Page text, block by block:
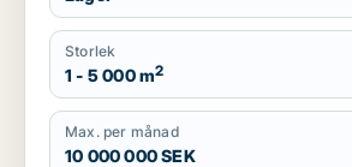
Storlek
1 - 5 000 m2
Max. per månad
10 000 000 SEK